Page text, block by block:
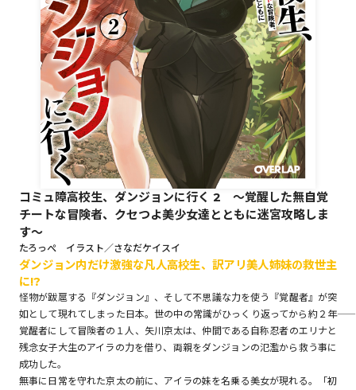
ロサージュノベルス
コミックガルド
コミッククリエ
コミュ障高校生、ダンジョンに行く 2 ～覚醒した無自覚
チートな冒険者、クセつよ美少女達とともに迷宮攻略しま
す～
たろっぺ イラスト／さなだケイスイ
ダンジョン内だけ激強な凡人高校生、訳アリ美人姉妹の救世主
に!?
怪物が跋扈する『ダンジョン』、そして不思議な力を使う『覚醒者』が突
如として現れてしまった日本。世の中の常識がひっくり返ってから約２年――
覚醒者にして冒険者の１人、矢川京太は、仲間である自称忍者のエリナと
残念女子大生のアイラの力を借り、両親をダンジョンの氾濫から救う事に
成功した。
無事に日常を守れた京太の前に、アイラの妹を名乗る美女が現れる。「初